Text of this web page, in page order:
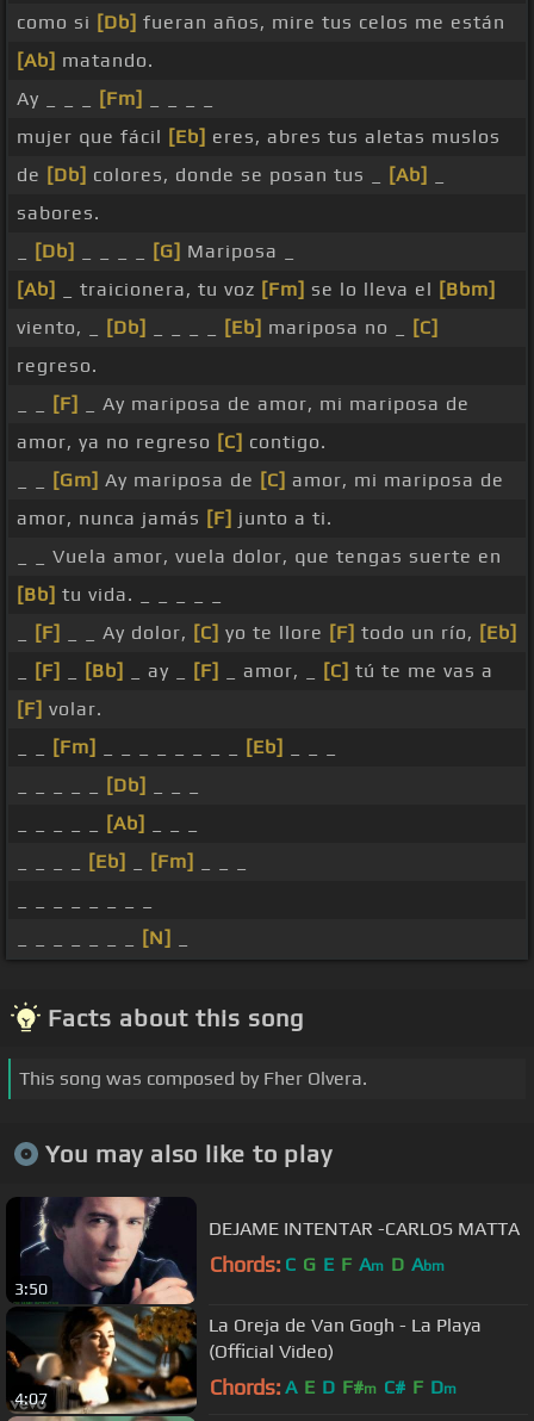
como si [Db] fueran años, mire tus celos me están
[Ab] matando.
Ay _ _ _
[Fm]
mujer que fácil [Eb] eres, abres tus aletas muslos
de [Db] colores, donde se posan tus _ [Ab]
sabores.
[Db] [G] Mariposa _
[Ab]
_ traicionera, tu voz [Fm] se lo lleva el [Bbm]
viento, _
[Db] [Eb] mariposa no _
[C]
regreso.
[F]
_ Ay mariposa de amor, mi mariposa de
amor, ya no regreso [C] contigo.
[Gm] Ay mariposa de [C] amor, mi mariposa de
amor, nunca jamás [F] junto a ti.
_ _ Vuela amor, vuela dolor, que tengas suerte en
[Bb] tu vida. _ _ _ _ _
[F] _ _ Ay dolor, [C] yo te llore [F] todo un río, [Eb]
[F] [Bb] _ ay _ [F] _ amor, _ [C] tú te me vas a
[F] volar.
[Fm] [Eb]
[Db]
[Ab]
[Eb] [Fm]
[N]
Facts about this song
This song was composed by Fher Olvera.
You may also like to play
3:50
DEJAME INTENTAR -CARLOS MATTA
Chords: C G E F Am D Abm
4:07
La Oreja de Van Gogh - La Playa
(Official Video)
Chords: A E D F#m C# F Dm